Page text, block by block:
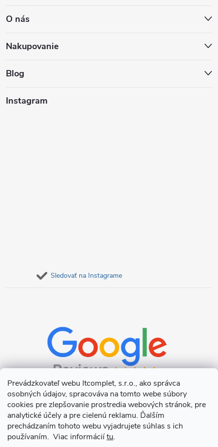
Prevádzkovateľ webu Itcomplet, s.r.o., ako správca
osobných údajov, spracováva na tomto webe súbory
cookies pre zlepšovanie prostredia webových stránok, pre
analytické účely a pre cielenú reklamu. Ďalším
prechádzaním tohoto webu vyjadrujete súhlas s ich
používaním. Viac informáciítu.
p
ä
O nás
Nakupovanie
Blog
Instagram
Sledovať na Instagrame